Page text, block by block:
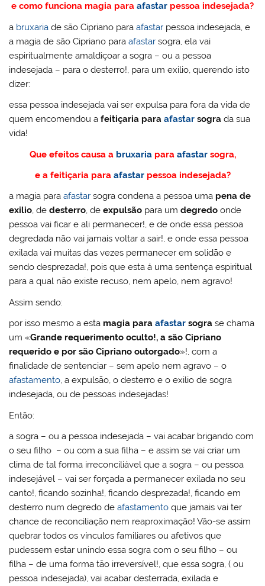
e como funciona magia para afastar pessoa indesejada?
a bruxaria de são Cipriano paraafastar pessoa indesejada, e
a magia de são Cipriano paraafastar sogra, ela vai
espiritualmente amaldiçoar a sogra – ou a pessoa
indesejada – para o desterro!, para um exilio, querendo isto
dizer:
essa pessoa indesejada vai ser expulsa para fora da vida de
quem encomendou afeitiçaria paraafastar sogra da sua
vida!
Que efeitos causa a bruxariapara afastarsogra,
e a feitiçaria para afastarpessoa indesejada?
a magia paraafastar sogra condena a pessoa uma pena de
exilio, dedesterro, deexpulsão para umdegredo onde
pessoa vai ficar e ali permanecer!, e de onde essa pessoa
degredada não vai jamais voltar a sair!, e onde essa pessoa
exilada vai muitas das vezes permanecer em solidão e
sendo desprezada!, pois que esta á uma sentença espiritual
para a qual não existe recuso, nem apelo, nem agravo!
Assim sendo:
por isso mesmo a esta magia paraafastar sogra se chama
um «Grande requerimento oculto!, a são Cipriano
requerido e por são Cipriano outorgado»!, com a
finalidade de sentenciar – sem apelo nem agravo – o
afastamento, a expulsão, o desterro e o exilio de sogra
indesejada, ou de pessoas indesejadas!
Então:
a sogra – ou a pessoa indesejada – vai acabar brigando com
o seu filho – ou com a sua filha – e assim se vai criar um
clima de tal forma irreconciliável que a sogra – ou pessoa
indesejável – vai ser forçada a permanecer exilada no seu
canto!, ficando sozinha!, ficando desprezada!, ficando em
desterro num degredo deafastamento que jamais vai ter
chance de reconciliação nem reaproximação! Vão-se assim
quebrar todos os vínculos familiares ou afetivos que
pudessem estar unindo essa sogra com o seu filho – ou
filha – de uma forma tão irreversível!, que essa sogra, ( ou
pessoa indesejada), vai acabar desterrada, exilada e